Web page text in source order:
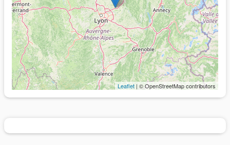
Leaflet | © OpenStreetMap contributors